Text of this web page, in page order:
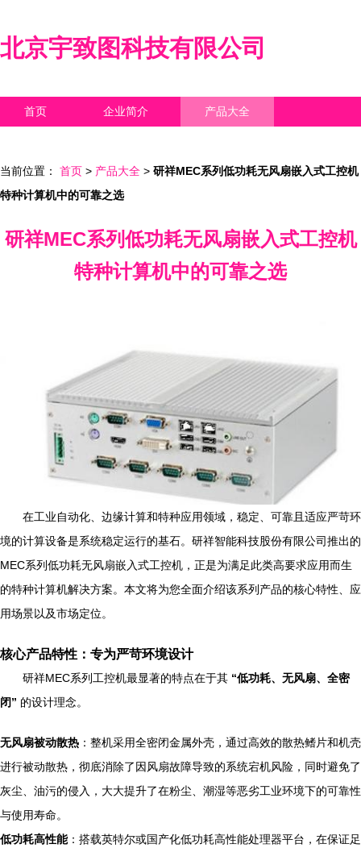
北京宇致图科技有限公司
首页 企业简介 产品大全
当前位置： 首页 > 产品大全 > 研祥MEC系列低功耗无风扇嵌入式工控机
特种计算机中的可靠之选
研祥MEC系列低功耗无风扇嵌入式工控机
特种计算机中的可靠之选
在工业自动化、边缘计算和特种应用领域，稳定、可靠且适应严苛环
境的计算设备是系统稳定运行的基石。研祥智能科技股份有限公司推出的
MEC系列低功耗无风扇嵌入式工控机，正是为满足此类高要求应用而生
的特种计算机解决方案。本文将为您全面介绍该系列产品的核心特性、应
用场景以及市场定位。
核心产品特性：专为严苛环境设计
研祥MEC系列工控机最显著的特点在于其 “低功耗、无风扇、全密
闭” 的设计理念。
无风扇被动散热 ：整机采用全密闭金属外壳，通过高效的散热鳍片和机壳
进行被动散热，彻底消除了因风扇故障导致的系统宕机风险，同时避免了
灰尘、油污的侵入，大大提升了在粉尘、潮湿等恶劣工业环境下的可靠性
与使用寿命。
低功耗高性能：搭载英特尔或国产化低功耗高性能处理器平台，在保证足